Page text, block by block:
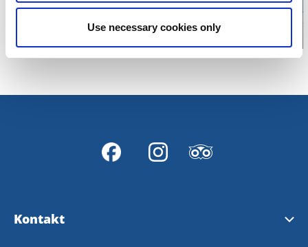
Use necessary cookies only
Kontakt